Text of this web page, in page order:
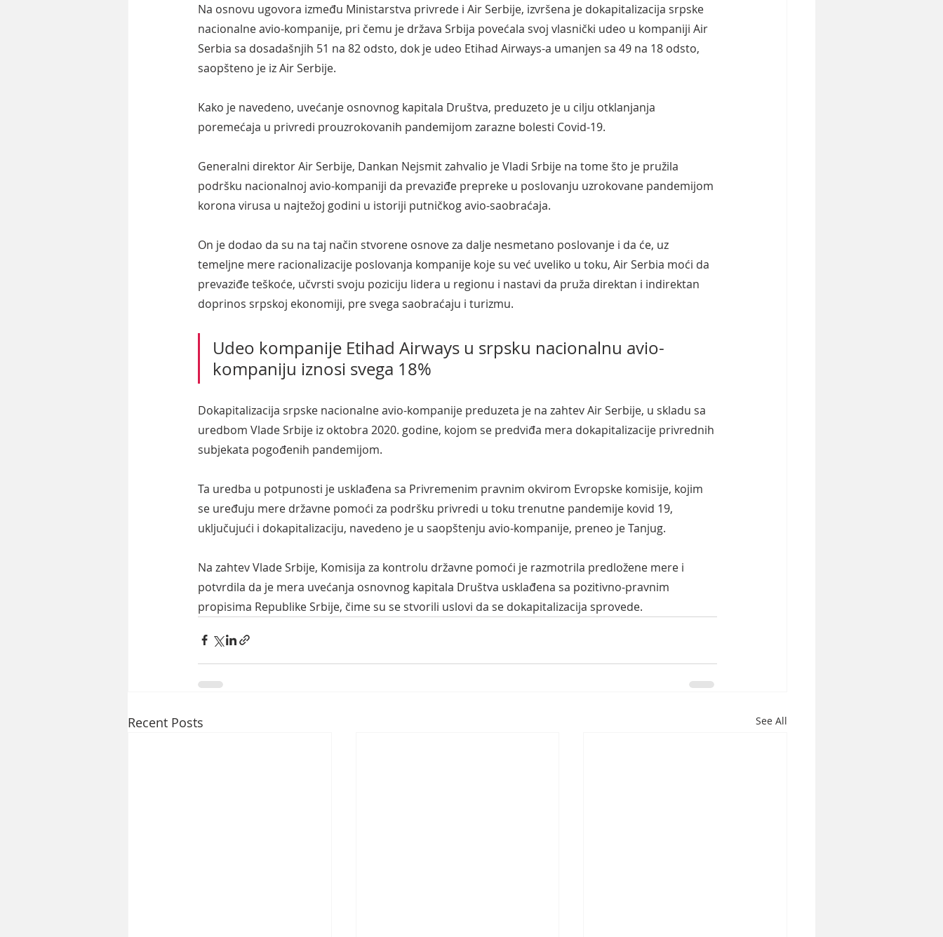
Na osnovu ugovora između Ministarstva privrede i Air Serbije, izvršena je dokapitalizacija srpske
nacionalne avio-kompanije, pri čemu je država Srbija povećala svoj vlasnički udeo u kompaniji Air
Serbia sa dosadašnjih 51 na 82 odsto, dok je udeo Etihad Airways-a umanjen sa 49 na 18 odsto,
saopšteno je iz Air Serbije.
Kako je navedeno, uvećanje osnovnog kapitala Društva, preduzeto je u cilju otklanjanja
poremećaja u privredi prouzrokovanih pandemijom zarazne bolesti Covid-19.
Generalni direktor Air Serbije, Dankan Nejsmit zahvalio je Vladi Srbije na tome što je pružila
podršku nacionalnoj avio-kompaniji da prevaziđe prepreke u poslovanju uzrokovane pandemijom
korona virusa u najtežoj godini u istoriji putničkog avio-saobraćaja.
On je dodao da su na taj način stvorene osnove za dalje nesmetano poslovanje i da će, uz
temeljne mere racionalizacije poslovanja kompanije koje su već uveliko u toku, Air Serbia moći da
prevaziđe teškoće, učvrsti svoju poziciju lidera u regionu i nastavi da pruža direktan i indirektan
doprinos srpskoj ekonomiji, pre svega saobraćaju i turizmu.
Udeo kompanije Etihad Airways u srpsku nacionalnu avio-
kompaniju iznosi svega 18%
Dokapitalizacija srpske nacionalne avio-kompanije preduzeta je na zahtev Air Serbije, u skladu sa
uredbom Vlade Srbije iz oktobra 2020. godine, kojom se predviđa mera dokapitalizacije privrednih
subjekata pogođenih pandemijom.
Ta uredba u potpunosti je usklađena sa Privremenim pravnim okvirom Evropske komisije, kojim
se uređuju mere državne pomoći za podršku privredi u toku trenutne pandemije kovid 19,
uključujući i dokapitalizaciju, navedeno je u saopštenju avio-kompanije, preneo je Tanjug.
Na zahtev Vlade Srbije, Komisija za kontrolu državne pomoći je razmotrila predložene mere i
potvrdila da je mera uvećanja osnovnog kapitala Društva usklađena sa pozitivno-pravnim
propisima Republike Srbije, čime su se stvorili uslovi da se dokapitalizacija sprovede.
Recent Posts See All